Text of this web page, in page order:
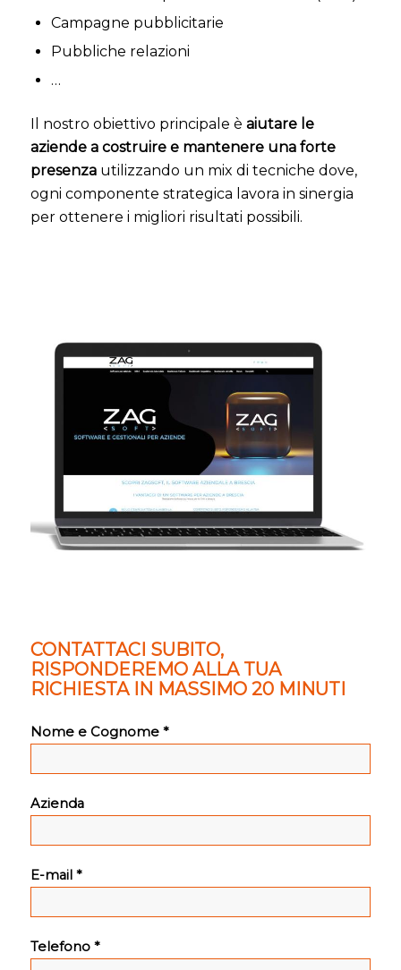
Campagne pubblicitarie
Pubbliche relazioni
…
Il nostro obiettivo principale è aiutare le
aziende a costruire e mantenere una forte
presenzautilizzando un mix di tecniche dove,
ogni componente strategica lavora in sinergia
per ottenere i migliori risultati possibili.
CONTATTACI SUBITO,
RISPONDEREMO ALLA TUA
RICHIESTA IN MASSIMO 20 MINUTI
Nome e Cognome *
Azienda
E-mail *
Telefono *